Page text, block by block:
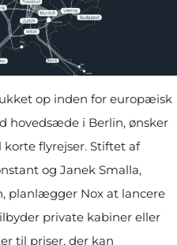
op inden for europæisk
hovedsæde i Berlin, ønsker
flyrejser. Stiftet af
og Janek Smalla,
planlægger Nox at lancere
private kabiner eller
til priser, der kan